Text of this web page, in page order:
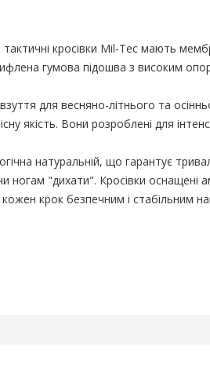
тактичні кросівки Mil-Tec мають
гумова підошва з високим
для весняно-літнього та
якість. Вони розроблені для
натуральній, що гарантує
ногам "дихати". Кросівки оснащені
крок безпечним і стабільним